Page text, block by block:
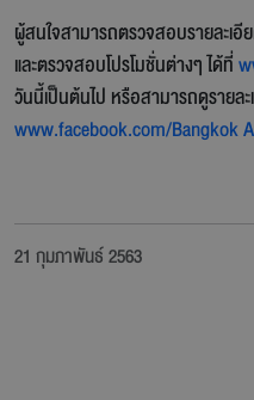
ผู้สนใจสามารถตรวจสอบรายละเ
และตรวจสอบโปรโมชั่นต่างๆ ได้ที่
วันนี้เป็นต้นไป หรือสามารถดูรายละ
www.facebook.com/Bangkok
21 กุมภาพันธ์ 2563